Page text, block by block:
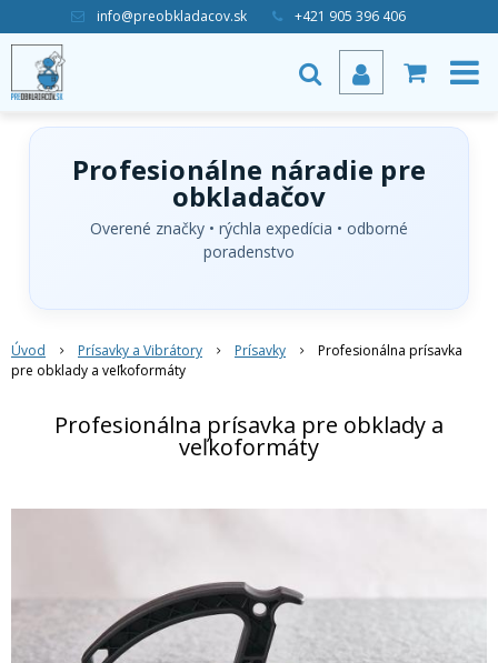
info@preobkladacov.sk +421 905 396 406
Profesionálne náradie pre
obkladačov
Overené značky • rýchla expedícia • odborné
poradenstvo
Úvod Prísavky a Vibrátory Prísavky
Profesionálna prísavka
pre obklady a veľkoformáty
Profesionálna prísavka pre obklady a
veľkoformáty